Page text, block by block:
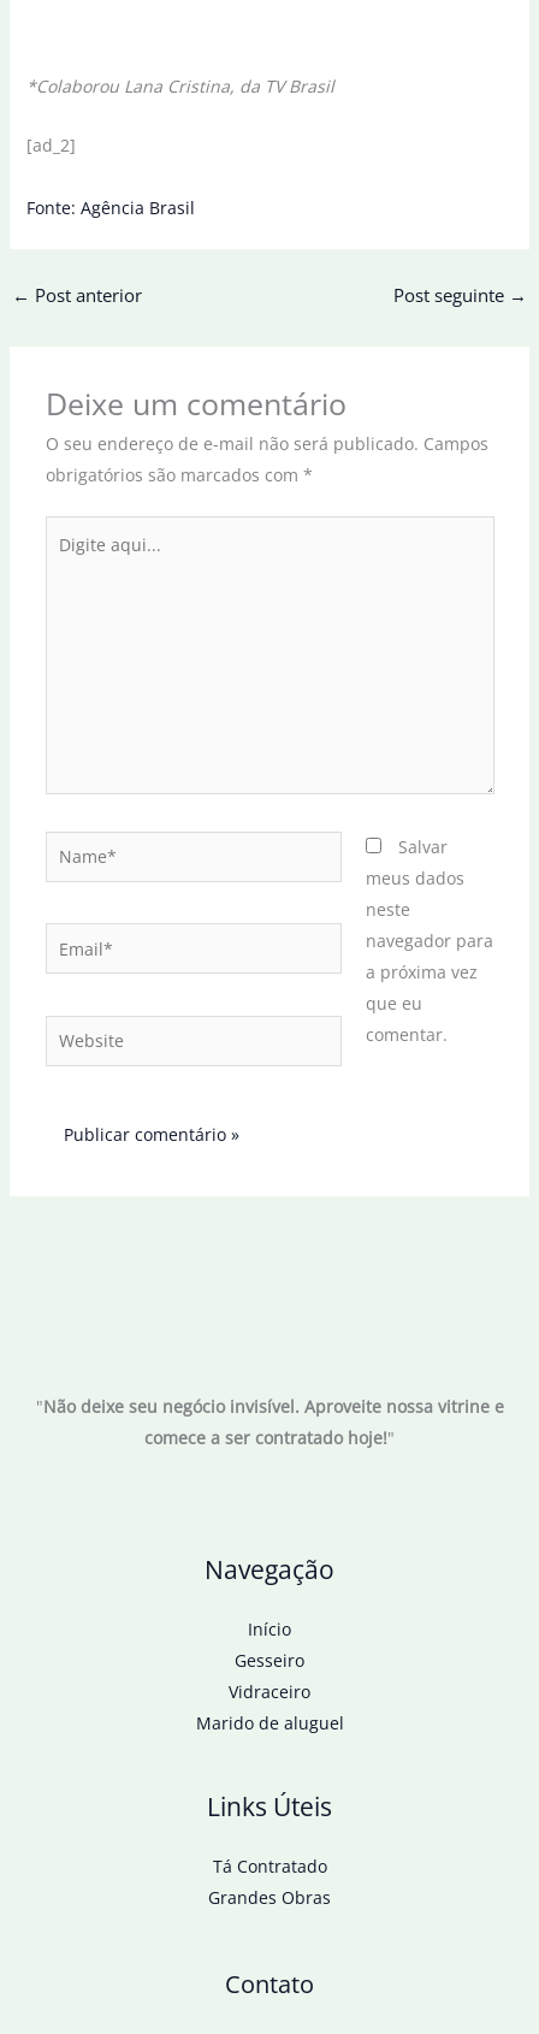
*Colaborou Lana Cristina, da TV Brasil
[ad_2]
Fonte: Agência Brasil
← Post anterior Post seguinte →
Deixe um comentário
O seu endereço de e-mail não será publicado. Campos
obrigatórios são marcados com *
aqui...
Email*
Website
Salvar
meus dados
neste
navegador para
a próxima vez
que eu
comentar.
"Não deixe seu negócio invisível. Aproveite nossa vitrine e
comece a ser contratado hoje!"
Navegação
Início
Gesseiro
Vidraceiro
Marido de aluguel
Links Úteis
Tá Contratado
Grandes Obras
Contato